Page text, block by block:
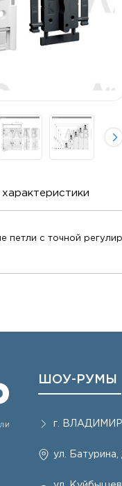
характеристики
петли с точной
ШОУ-РУМЫ
г. ВЛАДИМИР
ул. Батурина,